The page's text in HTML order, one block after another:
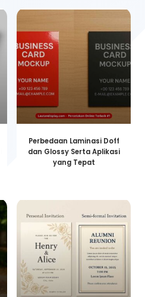
Perbedaan Laminasi Doff
dan Glossy Serta Aplikasi
yang Tepat